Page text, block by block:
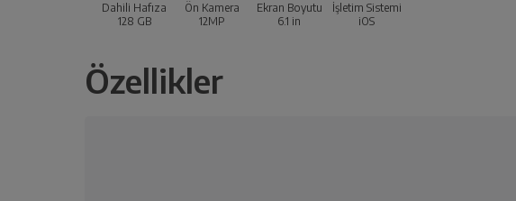
Dahili Hafıza
128 GB
Ön Kamera
12MP
Ekran Boyutu
6.1 in
İşletim Sistemi
iOS
Özellikler